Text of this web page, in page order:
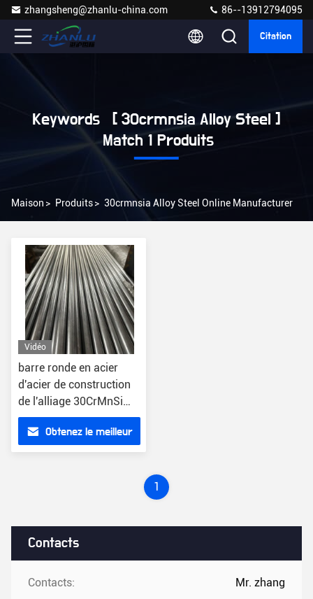
zhangsheng@zhanlu-china.com 86--13912794095
Citation
Keywords [ 30crmnsia Alloy Steel ]
Match 1 Produits
Maison > Produits> 30crmnsia Alloy Steel Online Manufacturer
Contacts
Contacts: Mr. zhang
Vidéo
barre ronde en acier
d'acier de construction
de l'alliage 30CrMnSi
pour la construction
industrielle
Obtenez le meilleur
1